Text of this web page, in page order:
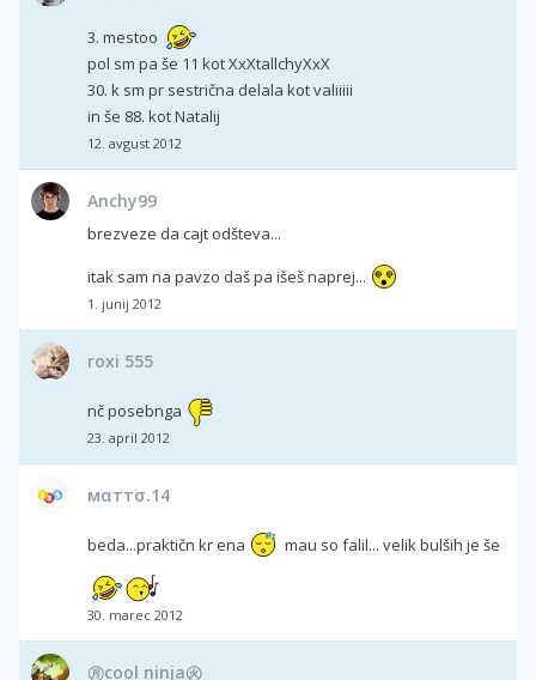
3. mestoo
pol sm pa še 11 kot XxXtallchyXxX
30. k sm pr sestrična delala kot valiiiii
in še 88. kot Natalij
12. avgust 2012
Anchy99
brezveze da cajt odšteva...
itak sam na pavzo daš pa išeš naprej...
1. junij 2012
roxi 555
nč posebnga
23. april 2012
мαттσ.14
beda...praktičn kr ena mau so falil... velik bulših je še
30. marec 2012
㊊cool ninja㊋